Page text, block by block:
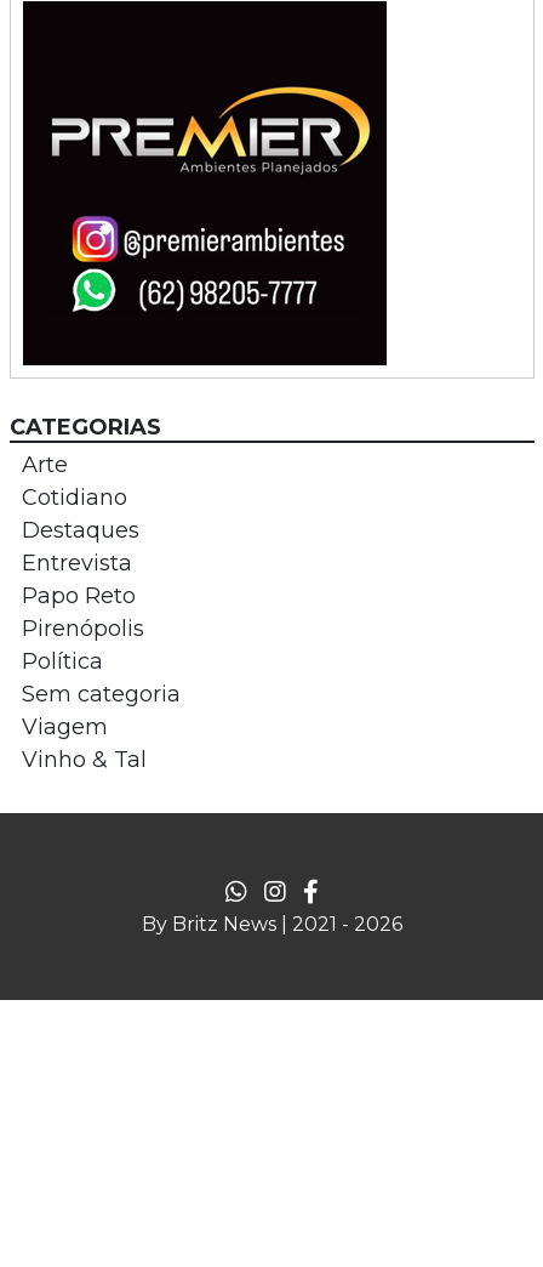
CATEGORIAS
Arte
Cotidiano
Destaques
Entrevista
Papo Reto
Pirenópolis
Política
Sem categoria
Viagem
Vinho & Tal
By Britz News | 2021 - 2026